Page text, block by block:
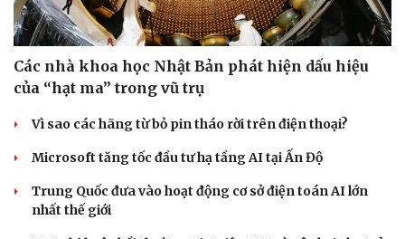
Các nhà khoa học Nhật Bản phát hiện dấu hiệu
của “hạt ma” trong vũ trụ
Vì sao các hãng từ bỏ pin tháo rời trên điện thoại?
Microsoft tăng tốc đầu tư hạ tầng AI tại Ấn Độ
Trung Quốc đưa vào hoạt động cơ sở điện toán AI lớn
nhất thế giới